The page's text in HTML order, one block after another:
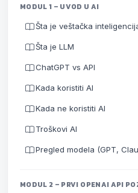
MODUL 1 – UVOD U AI
Šta je veštačka
Šta je LLM
ChatGPT vs API
Kada koristiti AI
Kada ne koristiti AI
Troškovi AI
Pregled modela (GPT,
MODUL 2 – PRVI OPENAI API